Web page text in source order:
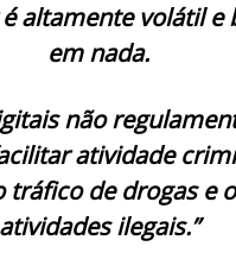
altamente volátil e
em nada.
não
atividade
tráfico de drogas e
atividades ilegais.”